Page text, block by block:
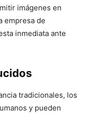
imágenes en
empresa de
inmediata ante
tradicionales, los
y pueden